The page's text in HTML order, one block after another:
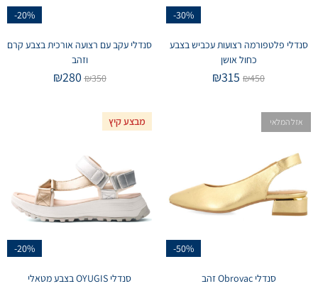
-30%
סנדלי פלטפורמה רצועות עכביש בצבע
כחול אושן
₪450
₪315
-20%
סנדלי עקב עם רצועה אורכית בצבע קרם
וזהב
₪350
₪280
-50%
אזל המלאי
סנדלי Obrovac זהב
מבצע קיץ
-20%
סנדלי OYUGIS בצבע מטאלי